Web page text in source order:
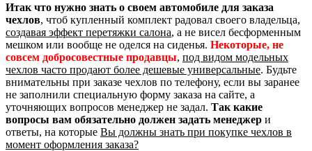
Итак что нужно знать о своем автомобиле для заказа
чехлов, чтоб купленный комплект радовал своего владельца,
создавая эффект перетяжки салона, а не висел бесформенным
мешком или вообще не оделся на сиденья. Некоторые, не
совсем добросовестные продавцы, под видом модельных
чехлов часто продают более дешевые универсальные. Будьте
внимательны при заказе чехлов по телефону, если вы заранее
не заполнили специальную форму заказа на сайте, а
уточняющих вопросов менеджер не задал. Так какие
вопросы вам обязательно должен задать менеджер и
ответы, на которые Вы должны знать при покупке чехлов в
момент оформления заказа?